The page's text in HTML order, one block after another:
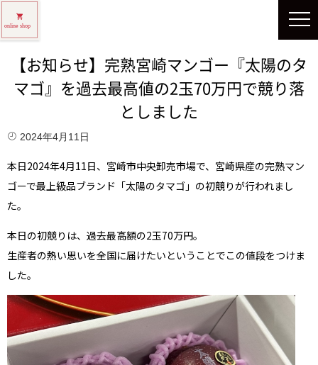
【お知らせ】完熟宮崎マンゴー『太陽のタ
マゴ』を過去最高値の2玉70万円で競り落
としました
2024年4月11日
本日2024年4月11日、宮崎市中央卸売市場で、宮崎県産の完熟マン
ゴーで最上級品ブランド「太陽のタマゴ」の初競りが行われまし
た。
本日の初競りは、過去最高額の2玉70万円。
生産者の熱い思いを全国に届けたいということでこの値段をつけま
した。